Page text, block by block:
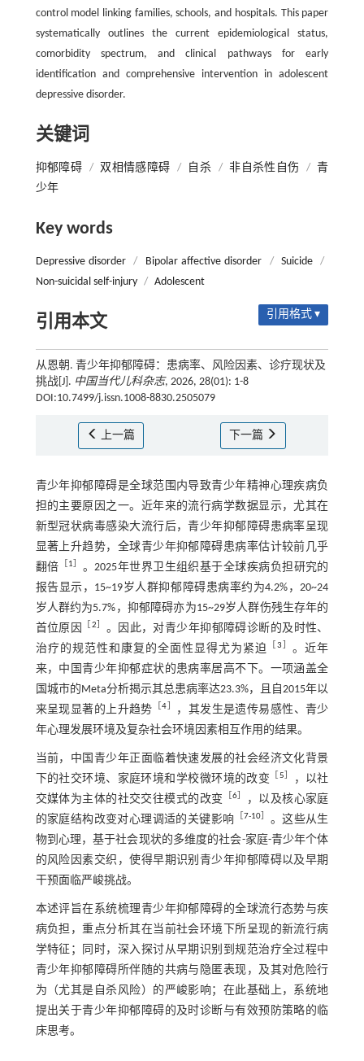
control model linking families, schools, and hospitals. This paper
systematically outlines the current epidemiological status,
comorbidity spectrum, and clinical pathways for early
identification and comprehensive intervention in adolescent
depressive disorder.
关键词
抑郁障碍 / 双相情感障碍 / 自杀 / 非自杀性自伤 / 青
少年
Key words
Depressive disorder / Bipolar affective disorder / Suicide
/
Non-suicidal self-injury / Adolescent
引用本文 引用格式 ▾
从恩朝. 青少年抑郁障碍：患病率、风险因素、诊疗现状及
挑战[J]. 中国当代儿科杂志, 2026, 28(01): 1-8
DOI:10.7499/j.issn.1008-8830.2505079
上一篇 下一篇
青少年抑郁障碍是全球范围内导致青少年精神心理疾病负
担的主要原因之一。近年来的流行病学数据显示，尤其在
新型冠状病毒感染大流行后，青少年抑郁障碍患病率呈现
显著上升趋势，全球青少年抑郁障碍患病率估计较前几乎
翻倍
1
。2025年世界卫生组织基于全球疾病负担研究的
报告显示，15~19岁人群抑郁障碍患病率约为4.2%，20~24
岁人群约为5.7%，抑郁障碍亦为15~29岁人群伤残生存年的
首位原因
2
。因此，对青少年抑郁障碍诊断的及时性、
治疗的规范性和康复的全面性显得尤为紧迫
［3
。近年
来，中国青少年抑郁症状的患病率居高不下。一项涵盖全
国城市的Meta分析揭示其总患病率达23.3%，且自2015年以
来呈现显著的上升趋势 ［4
，其发生是遗传易感性、青少
年心理发展环境及复杂社会环境因素相互作用的结果。
当前，中国青少年正面临着快速发展的社会经济文化背景
下的社交环境、家庭环境和学校微环境的改变
5
，以社
交媒体为主体的社交交往模式的改变
6］
，以及核心家庭
的家庭结构改变对心理调适的关键影响
7-10］ 。这些从生
物到心理，基于社会现状的多维度的社会-家庭-青少年个体
的风险因素交织，使得早期识别青少年抑郁障碍以及早期
干预面临严峻挑战。
本述评旨在系统梳理青少年抑郁障碍的全球流行态势与疾
病负担，重点分析其在当前社会环境下所呈现的新流行病
学特征；同时，深入探讨从早期识别到规范治疗全过程中
青少年抑郁障碍所伴随的共病与隐匿表现，及其对危险行
为（尤其是自杀风险）的严峻影响；在此基础上，系统地
提出关于青少年抑郁障碍的及时诊断与有效预防策略的临
床思考。